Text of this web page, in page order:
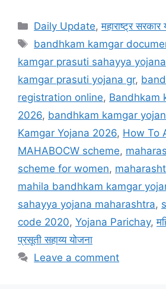
Categories
Daily Update,महाराष्ट्र सरकार
Tags
bandhkam kamgar
kamgar prasuti sahayya yojana
kamgar prasuti yojana gr,
registration online, Bandhkam
2026, bandhkam kamgar
Kamgar Yojana 2026, How To
MAHABOCW scheme,
scheme for women,
mahila bandhkam kamgar
sahayya yojana maharashtra,
code 2020, Yojana Parichay,
प्रसूती सहाय्य योजना
Leave a comment